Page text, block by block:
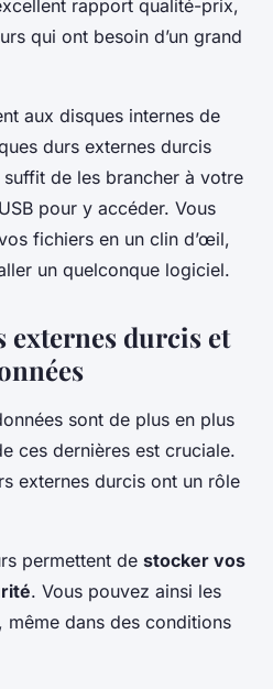
rapport qualité-prix,
qui ont besoin d’un grand
aux disques internes de
durs externes durcis
de les brancher à votre
pour y accéder. Vous
fichiers en un clin d’œil,
un quelconque logiciel.
externes durcis et
sont de plus en plus
ces dernières est cruciale.
externes durcis ont un rôle
permettent de stocker vos
. Vous pouvez ainsi les
même dans des conditions